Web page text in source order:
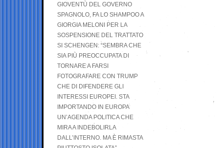
GIOVENTÙ DEL GOVERNO
SPAGNOLO, FA LO SHAMPOO A
GIORGIA MELONI PER LA
SOSPENSIONE DEL TRATTATO
SI SCHENGEN: “SEMBRA CHE
SIA PIÙ PREOCCUPATA DI
TORNARE A FARSI
FOTOGRAFARE CON TRUMP
CHE DI DIFENDERE GLI
INTERESSI EUROPEI. STA
IMPORTANDO IN EUROPA
UN’AGENDA POLITICA CHE
MIRA A INDEBOLIRLA
DALL’INTERNO. MA È RIMASTA